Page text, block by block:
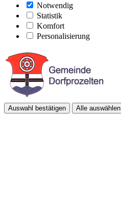
Notwendig
Statistik
Komfort
Personalisierung
Auswahl bestätigen Alle auswählen